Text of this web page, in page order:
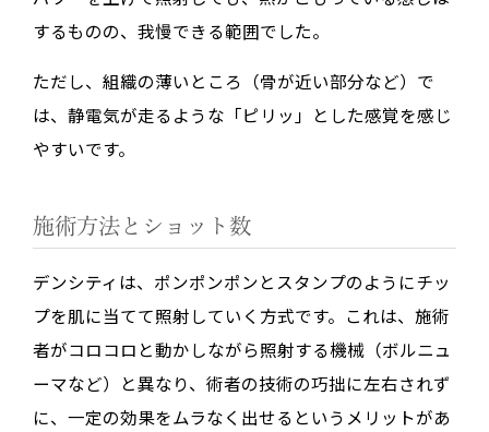
するものの、我慢できる範囲でした。
ただし、組織の薄いところ（骨が近い部分など）で
は、静電気が走るような「ピリッ」とした感覚を感じ
やすいです。
施術方法とショット数
デンシティは、ポンポンポンとスタンプのようにチッ
プを肌に当てて照射していく方式です。これは、施術
者がコロコロと動かしながら照射する機械（ボルニュ
ーマなど）と異なり、術者の技術の巧拙に左右されず
に、 一定の効果をムラなく出せる というメリットがあ